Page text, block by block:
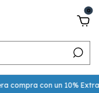
0
con un 10% Extra OFF!